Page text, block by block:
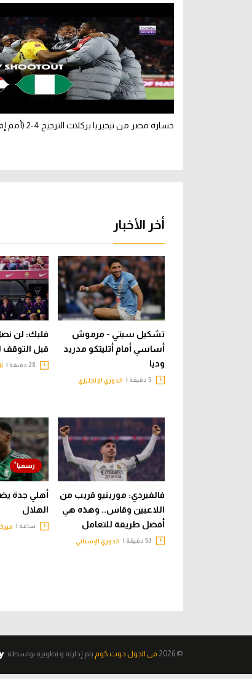
خسارة مصر من نيجيريا بركلات الترجيح 4-2 (أمم إفريقيا)
أخر الأخبار
تشكيل سيتي - مرموش
أساسي أمام أتليتكو مدريد
وديا
الدوري الإنجليزي
فليك: لن
قبل التوقف
فالفيردي: مورينيو قريب من
اللاعبين وقاس.. وهذه هي
أفضل طريقة للتعامل
الدوري الإسباني
أهلي جدة
الهلال
ساعة |
© 2026 فى الجول دوت كوم يتم إدارته و تطويره بواسطة